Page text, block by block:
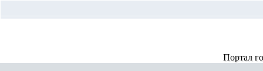
Портал